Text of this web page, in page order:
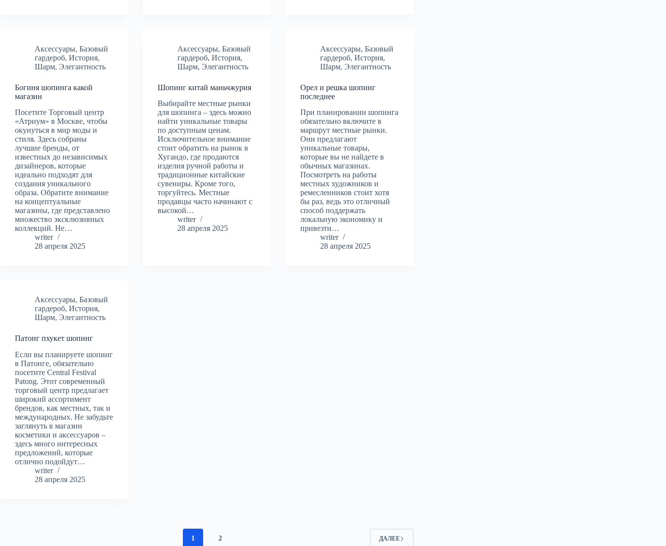
Аксессуары, Базовый
гардероб, История,
Шарм, Элегантность
Богиня шопинга какой
магазин
Посетите Торговый центр
«Атриум» в Москве, чтобы
окунуться в мир моды и
стиля. Здесь собраны
лучшие бренды, от
известных до независимых
дизайнеров, которые
идеально подходят для
создания уникального
образа. Обратите внимание
на концептуальные
магазины, где представлено
множество эксклюзивных
коллекций. Не…
writer
28 апреля 2025
Аксессуары,Базовый
гардероб,История,
Шарм, Элегантность
Шопинг китай маньчжурия
Выбирайте местные рынки
для шопинга – здесь можно
найти уникальные товары
по доступным ценам.
Исключительное внимание
стоит обратить на рынок в
Хугандо, где продаются
изделия ручной работы и
традиционные китайские
сувениры. Кроме того,
торгуйтесь. Местные
продавцы часто начинают с
высокой…
writer
28 апреля 2025
Аксессуары,Базовый
гардероб,История,
Шарм, Элегантность
Орел и решка шопинг
последнее
При планировании шопинга
обязательно включите в
маршрут местные рынки.
Они предлагают
уникальные товары,
которые вы не найдете в
обычных магазинах.
Посмотреть на работы
местных художников и
ремесленников стоит хотя
бы раз, ведь это отличный
способ поддержать
локальную экономику и
привезти…
writer
28 апреля 2025
Аксессуары, Базовый
гардероб, История,
Шарм, Элегантность
Патонг пхукет шопинг
Если вы планируете шопинг
в Патонге, обязательно
посетите Central Festival
Patong. Этот современный
торговый центр предлагает
широкий ассортимент
брендов, как местных, так и
международных. Не забудьте
заглянуть в магазин
косметики и аксессуаров –
здесь много интересных
предложений, которые
отлично подойдут…
writer
28 апреля 2025
1 2 ДАЛЕЕ